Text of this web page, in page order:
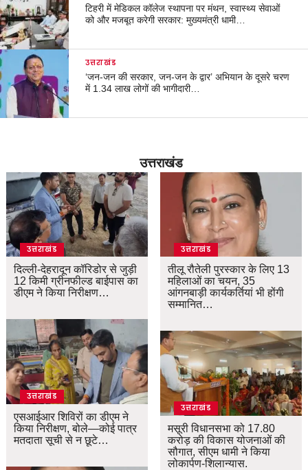
टिहरी में मेडिकल कॉलेज स्थापना पर मंथन, स्वास्थ्य सेवाओं
को और मजबूत करेगी सरकार: मुख्यमंत्री धामी…
उत्तराखंड
‘जन-जन की सरकार, जन-जन के द्वार’ अभियान के दूसरे चरण
में 1.34 लाख लोगों की भागीदारी…
उत्तराखंड
उत्तराखंड
दिल्ली-देहरादून कॉरिडोर से जुड़ी
12 किमी ग्रीनफील्ड बाईपास का
डीएम ने किया निरीक्षण…
उत्तराखंड
एसआईआर शिविरों का डीएम ने
किया निरीक्षण, बोले—कोई पात्र
मतदाता सूची से न छूटे…
उत्तराखंड
तीलू रौतेली पुरस्कार के लिए 13
महिलाओं का चयन, 35
आंगनबाड़ी कार्यकर्तियां भी होंगी
सम्मानित…
उत्तराखंड
मसूरी विधानसभा को 17.80
करोड़ की विकास योजनाओं की
सौगात, सीएम धामी ने किया
लोकार्पण-शिलान्यास.